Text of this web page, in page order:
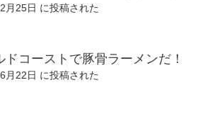
月25日 に投稿された
ドコーストで豚骨ラーメンだ！
月22日 に投稿された